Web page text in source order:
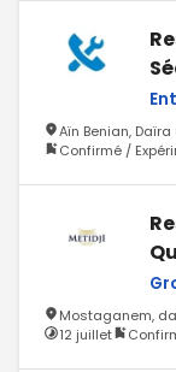
Aïn Benian,
Confirmé /
Mostaganem,
12 juillet